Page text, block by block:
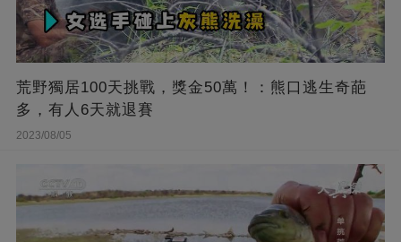
荒野獨居100天挑戰，獎金50萬！：熊口逃生奇葩
多，有人6天就退賽
2023/08/05